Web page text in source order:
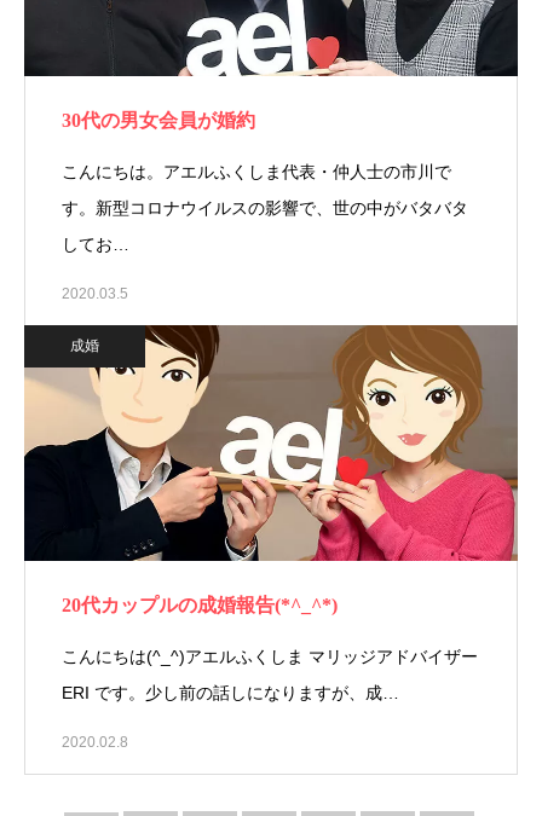
30代の男女会員が婚約
こんにちは。アエルふくしま代表・仲人士の市川で
す。新型コロナウイルスの影響で、世の中がバタバタ
してお…
2020.03.5
成婚
20代カップルの成婚報告(*^_^*)
こんにちは(^_^)アエルふくしま マリッジアドバイザー
ERI です。少し前の話しになりますが、成…
2020.02.8